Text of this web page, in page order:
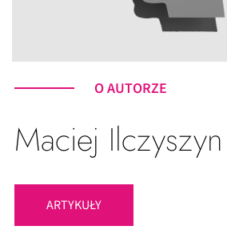
O AUTORZE
Maciej Ilczyszyn
ARTYKUŁY